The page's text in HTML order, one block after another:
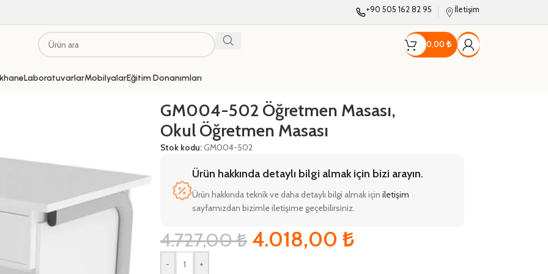
+90 505 162 82 95 İletişim
0,00 ₺
LaboratuvarlarMobilyalarEğitim Donanımları
Masası
GM004-502 Öğretmen Masası,
Okul Öğretmen Masası
Stok kodu:GM004-502
Ürün hakkında detaylı bilgi almak için bizi arayın.
Ürün hakkında teknik ve daha detaylı bilgi almak için iletişim
sayfamızdan bizimle iletişime geçebilirsiniz.
4.727,00₺ 4.018,00 ₺
- +